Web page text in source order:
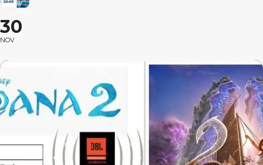
30
NOV